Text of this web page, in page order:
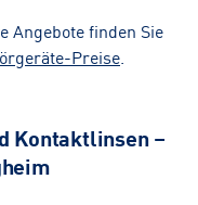
Angebote finden Sie
Preise
Kontaktlinsen –